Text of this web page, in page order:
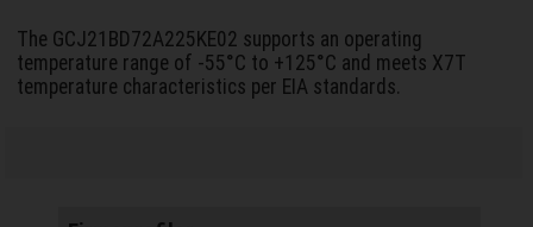
The GCJ21BD72A225KE02 supports an operating
temperature range of -55°C to +125°C and meets X7T
temperature characteristics per EIA standards.